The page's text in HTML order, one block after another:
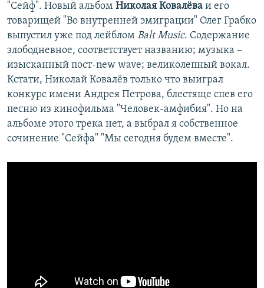
"Сейф". Новый альбом Николая Ковалёва и его
товарищей "Во внутренней эмиграции" Олег Грабко
выпустил уже под лейблом Balt Music. Содержание
злободневное, соответствует названию; музыка –
изысканный пост-new wave; великолепный вокал.
Кстати, Николай Ковалёв только что выиграл
конкурс имени Андрея Петрова, блестяще спев его
песню из кинофильма "Человек-амфибия". Но на
альбоме этого трека нет, а выбрал я собственное
сочинение "Сейфа" "Мы сегодня будем вместе".